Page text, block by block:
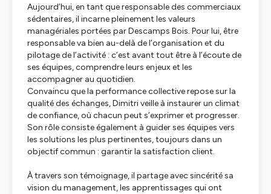
Aujourd’hui, en tant que responsable des commerciaux
sédentaires, il incarne pleinement les valeurs
managériales portées par Descamps Bois. Pour lui, être
responsable va bien au-delà de l’organisation et du
pilotage de l’activité : c’est avant tout être à l’écoute de
ses équipes, comprendre leurs enjeux et les
accompagner au quotidien.
Convaincu que la performance collective repose sur la
qualité des échanges, Dimitri veille à instaurer un climat
de confiance, où chacun peut s’exprimer et progresser.
Son rôle consiste également à guider ses équipes vers
les solutions les plus pertinentes, toujours dans un
objectif commun : garantir la satisfaction client.
À travers son témoignage, il partage avec sincérité sa
vision du management, les apprentissages qui ont